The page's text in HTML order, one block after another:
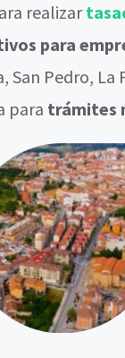
realizar
para
Pedro, La
para trámites